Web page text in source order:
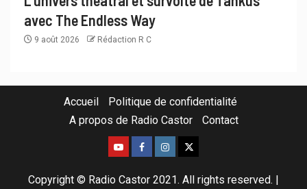
avec The Endless Way
9 août 2026 Rédaction R C
Accueil
Politique de confidentialité
A propos de Radio Castor
Contact
Copyright © Radio Castor 2021. All rights reserved. |